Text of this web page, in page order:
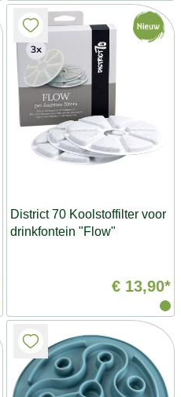
District 70 Koolstoffilter voor
drinkfontein "Flow"
€ 13,90*